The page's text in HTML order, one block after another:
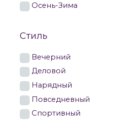
Осень-Зима
Стиль
Вечерний
Деловой
Нарядный
Повседневный
Спортивный